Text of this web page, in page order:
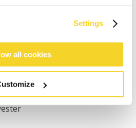
Settings
all cookies
für Bestellungen über 50€